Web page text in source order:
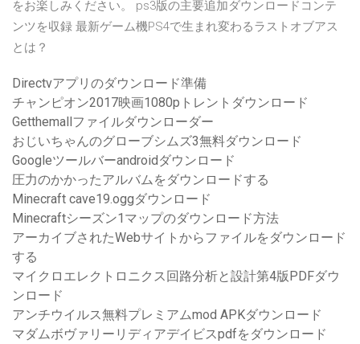
をお楽しみください。 ps3版の主要追加ダウンロードコンテ
ンツを収録 最新ゲーム機PS4で生まれ変わるラストオブアス
とは？
Directvアプリのダウンロード準備
チャンピオン2017映画1080pトレントダウンロード
Getthemallファイルダウンローダー
おじいちゃんのグローブシムズ3無料ダウンロード
Googleツールバーandroidダウンロード
圧力のかかったアルバムをダウンロードする
Minecraft cave19.oggダウンロード
Minecraftシーズン1マップのダウンロード方法
アーカイブされたWebサイトからファイルをダウンロード
する
マイクロエレクトロニクス回路分析と設計第4版PDFダウ
ンロード
アンチウイルス無料プレミアムmod APKダウンロード
マダムボヴァリーリディアデイビスpdfをダウンロード